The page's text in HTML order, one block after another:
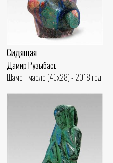
Сидящая
Дамир Рузыбаев
Шамот, масло (40x28) - 2018 год